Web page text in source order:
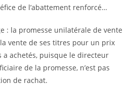
de l’abattement renforcé…
: la promesse unilatérale de vente
la vente de ses titres pour un prix
a achetés, puisque le directeur
de la promesse, n’est pas
de rachat.